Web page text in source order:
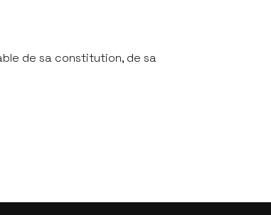
de sa constitution, de sa